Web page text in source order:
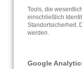
Lösungen
Referenzen
Tools, die
einschließlich
Standortsicherheit.
werden.
Google